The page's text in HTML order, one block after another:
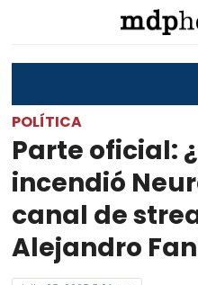
POLÍTICA
Parte oficial:
incendió
canal de
Alejandro